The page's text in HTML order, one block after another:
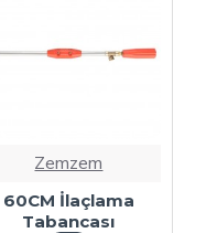
Zemzem
60CM İlaçlama
Tabancası